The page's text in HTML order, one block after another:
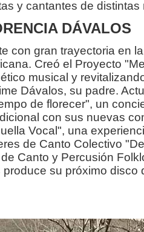
y cantantes de
DÁVALOS
con gran trayectoria en
Creó el Proyecto
musical y
Dávalos, su padre.
de florecer", un
con sus nuevas
Vocal", una
de Canto Colectivo
Canto y Percusión
produce su próximo